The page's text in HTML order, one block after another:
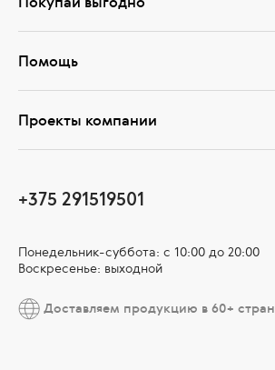
Помощь
Проекты компании
+375 291519501
Понедельник-суббота: с 10:00 до 20:00
Воскресенье: выходной
Доставляем продукцию в 60+ стран